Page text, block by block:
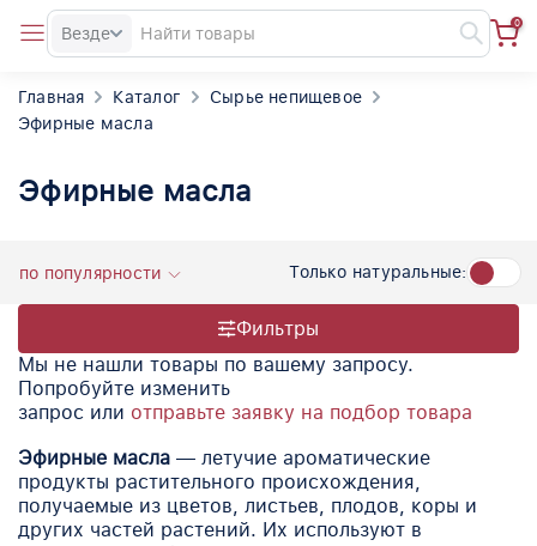
Везде
0
Главная Каталог
Сырье непищевое
Эфирные масла
Эфирные масла
по популярности Только натуральные:
Фильтры
Мы не нашли товары по вашему запросу.
Попробуйте изменить
запрос или отправьте заявку на подбор товара
Эфирные масла — летучие ароматические
продукты растительного происхождения,
получаемые из цветов, листьев, плодов, коры и
других частей растений. Их используют в